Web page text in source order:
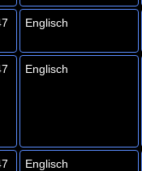
Englisch
Englisch
Englisch